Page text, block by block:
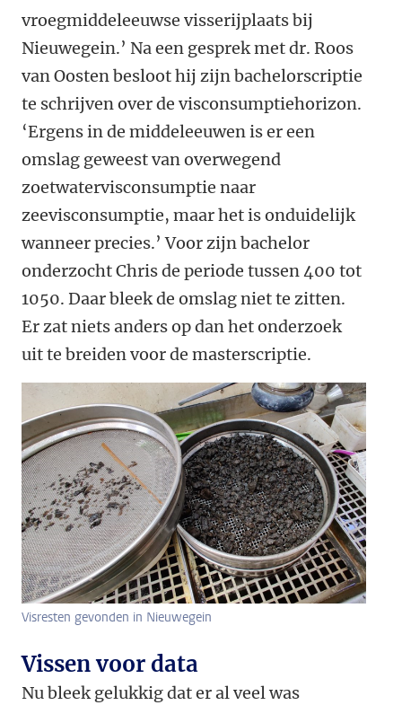
vroegmiddeleeuwse visserijplaats bij
Nieuwegein.’ Na een gesprek met dr. Roos
van Oosten besloot hij zijn bachelorscriptie
te schrijven over de visconsumptiehorizon.
‘Ergens in de middeleeuwen is er een
omslag geweest van overwegend
zoetwatervisconsumptie naar
zeevisconsumptie, maar het is onduidelijk
wanneer precies.’ Voor zijn bachelor
onderzocht Chris de periode tussen 400 tot
1050. Daar bleek de omslag niet te zitten.
Er zat niets anders op dan het onderzoek
uit te breiden voor de masterscriptie.
Visresten gevonden in Nieuwegein
Vissen voor data
Nu bleek gelukkig dat er al veel was